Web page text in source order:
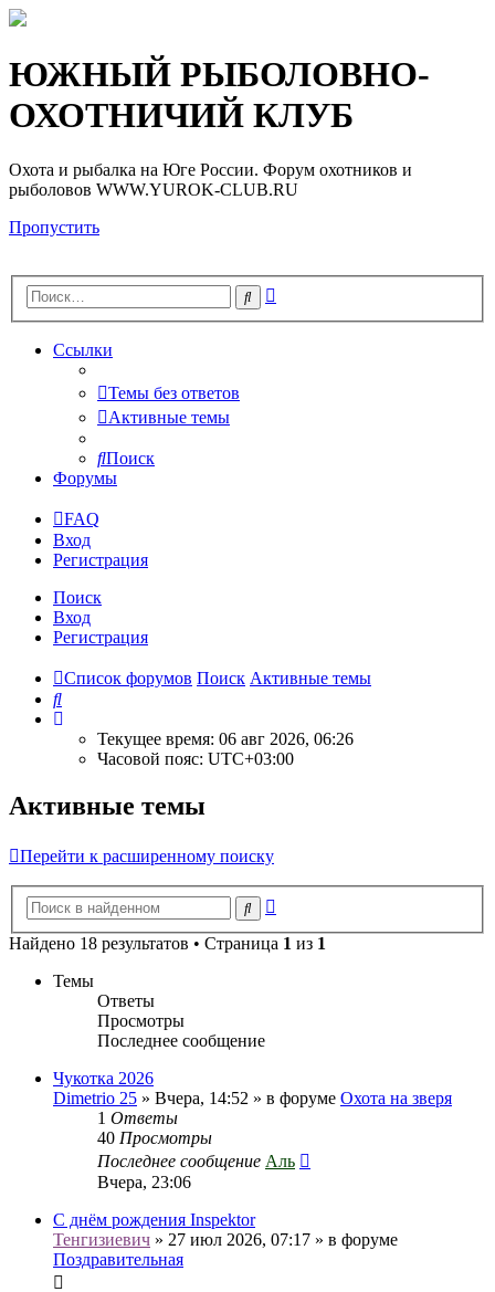
Регистрация
ЮЖНЫЙ РЫБОЛОВНО-
ОХОТНИЧИЙ КЛУБ
Охота и рыбалка на Юге России. Форум охотников и
рыболовов WWW.YUROK-CLUB.RU
Пропустить
Поиск
Ссылки
Темы без ответов
Активные темы
Поиск
Форумы
FAQ
Вход
Регистрация
Поиск
Вход
Регистрация
Список форумов Поиск Активные темы
Поиск
Текущее время: 06 авг 2026, 06:26
Часовой пояс: UTC+03:00
Активные темы
Перейти к расширенному поиску
Поиск
Найдено 18 результатов • Страница 1 из 1
Темы
Ответы
Просмотры
Последнее сообщение
Чукотка 2026
Dimetrio 25 » Вчера, 14:52 » в форуме Охота на зверя
1 Ответы
40 Просмотры
Последнее сообщение Аль
Вчера, 23:06
С днём рождения Inspektor
Тенгизиевич » 27 июл 2026, 07:17 » в форуме
Поздравительная